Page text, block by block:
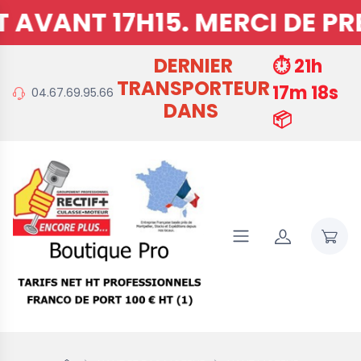
PREVOIR 15MNS DE
04.67.69.95.66
DERNIER
TRANSPORTEUR
DANS
⏱️ 21h
17m 17s
📦